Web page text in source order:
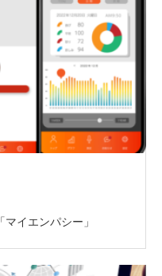
イエンパシー」